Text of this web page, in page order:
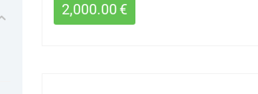
2,000.00€